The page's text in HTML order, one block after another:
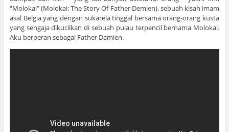
“Molokai” (Molokai: The Story Of Father Demien), sebuah kisah imam
asal Belgia yang dengan sukarela tinggal bersama orang-orang kusta
yang sengaja dikucilkan di sebuah pulau terpencil bernama Molokai.
Aku berperan sebagai Father Damien.